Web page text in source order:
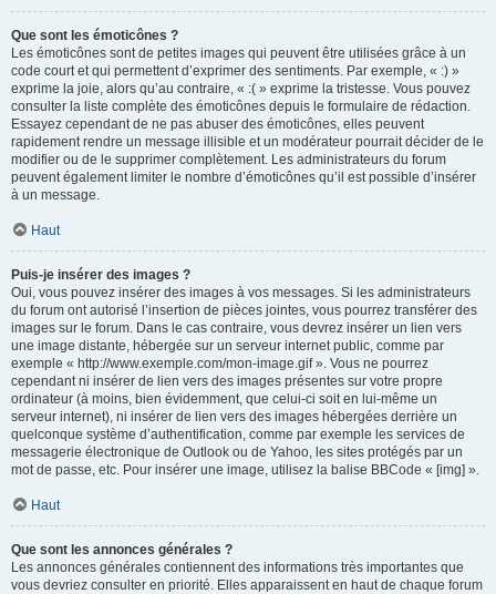
Que sont les émoticônes ?
Les émoticônes sont de petites images qui peuvent être utilisées grâce à un
code court et qui permettent d’exprimer des sentiments. Par exemple, « :) »
exprime la joie, alors qu’au contraire, « :( » exprime la tristesse. Vous pouvez
consulter la liste complète des émoticônes depuis le formulaire de rédaction.
Essayez cependant de ne pas abuser des émoticônes, elles peuvent
rapidement rendre un message illisible et un modérateur pourrait décider de le
modifier ou de le supprimer complètement. Les administrateurs du forum
peuvent également limiter le nombre d’émoticônes qu’il est possible d’insérer
à un message.
Haut
Puis-je insérer des images ?
Oui, vous pouvez insérer des images à vos messages. Si les administrateurs
du forum ont autorisé l’insertion de pièces jointes, vous pourrez transférer des
images sur le forum. Dans le cas contraire, vous devrez insérer un lien vers
une image distante, hébergée sur un serveur internet public, comme par
exemple « http://www.exemple.com/mon-image.gif ». Vous ne pourrez
cependant ni insérer de lien vers des images présentes sur votre propre
ordinateur (à moins, bien évidemment, que celui-ci soit en lui-même un
serveur internet), ni insérer de lien vers des images hébergées derrière un
quelconque système d’authentification, comme par exemple les services de
messagerie électronique de Outlook ou de Yahoo, les sites protégés par un
mot de passe, etc. Pour insérer une image, utilisez la balise BBCode « [img] ».
Haut
Que sont les annonces générales ?
Les annonces générales contiennent des informations très importantes que
vous devriez consulter en priorité. Elles apparaissent en haut de chaque forum